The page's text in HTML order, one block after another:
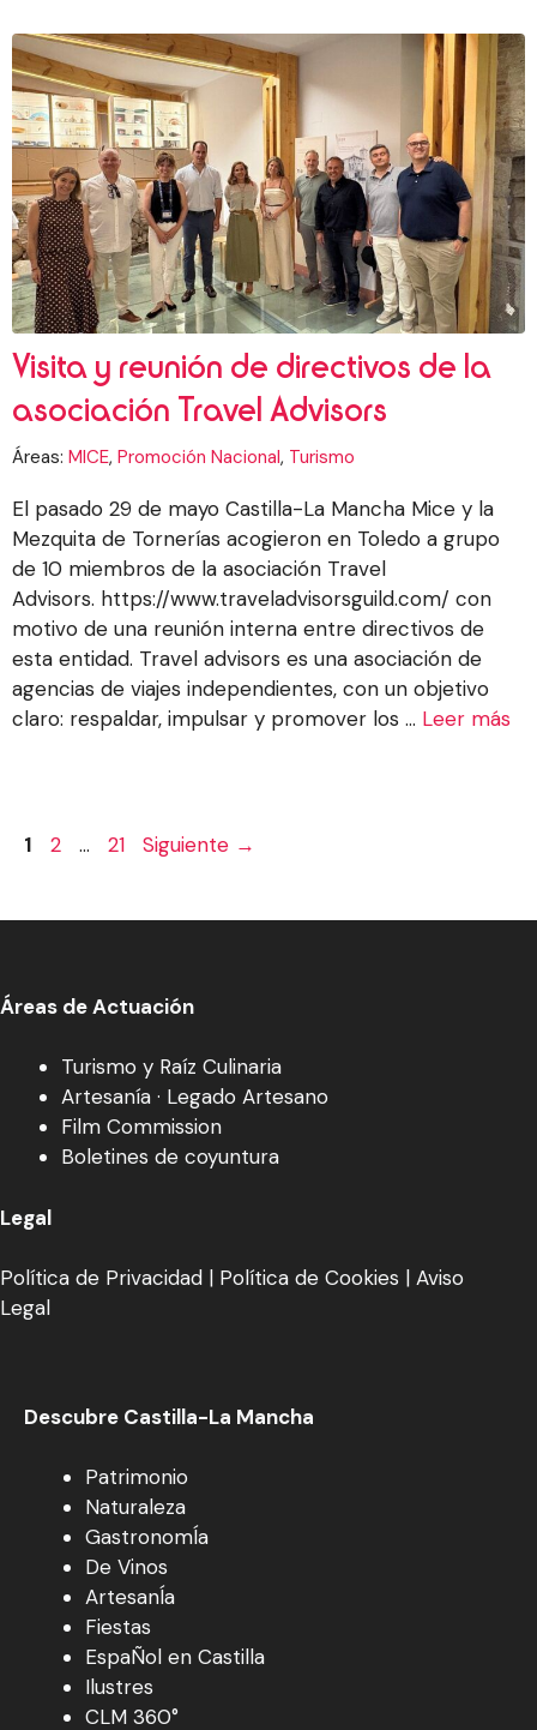
Visita y reunión de directivos de la
asociación Travel Advisors
Áreas: MICE, Promoción Nacional, Turismo
El pasado 29 de mayo Castilla-La Mancha Mice y la
Mezquita de Tornerías acogieron en Toledo a grupo
de 10 miembros de la asociación Travel
Advisors. https://www.traveladvisorsguild.com/ con
motivo de una reunión interna entre directivos de
esta entidad. Travel advisors es una asociación de
agencias de viajes independientes, con un objetivo
claro: respaldar, impulsar y promover los ... Leer más
Página
1 Página
2 … Página
21 Siguiente →
Áreas de Actuación
Turismo y Raíz Culinaria
Artesanía · Legado Artesano
Film Commission
Boletines de coyuntura
Legal
Política de Privacidad | Política de Cookies | Aviso
Legal
Descubre Castilla-La Mancha
Patrimonio
Naturaleza
GastronomÍa
De Vinos
ArtesanÍa
Fiestas
EspaÑol en Castilla
Ilustres
CLM 360°